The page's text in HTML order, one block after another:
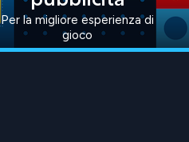
Per la migliore esperienza di
gioco